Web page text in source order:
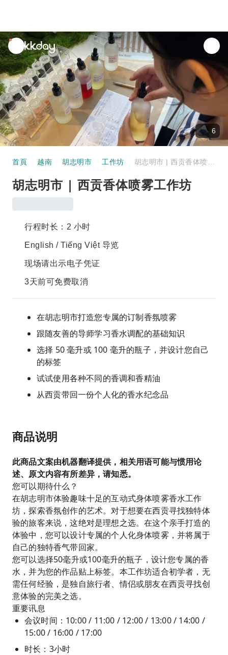
unread
notifications
6
首頁 越南 胡志明市 工作坊
胡志明市 | 西贡香体喷雾工作坊
行程时长：2 小时
English / Tiếng Việt 导览
现场请出示电子凭证
3天前可免费取消
在胡志明市打造您专属的订制香氛喷雾
跟随友善的导师学习香水调配的基础知识
选择 50 毫升或 100 毫升的瓶子，并设计您自己
的标签
试试使用各种不同的香调和香精油
从西贡带回一份个人化的香水纪念品
商品说明
此商品文案由机器翻译提供，相关用语可能与惯用论
述、原文内容有所差异，请知悉。
您可以期待什么？
在胡志明市体验趣味十足的互动式身体喷雾香水工作
坊，探索香氛创作的艺术。对于想要在西贡寻找独特体
验的旅客来说，这绝对是理想之选。在这个亲手打造的
体验中，您可以设计专属的个人化身体喷雾，并将属于
自己的独特香气带回家。
您可以选择50毫升或100毫升的瓶子，设计您专属的香
水，并为您的作品贴上标签。本工作坊适合初学者，无
需任何经验，是独自旅行者、情侣或朋友在西贡寻找创
意体验的完美之选。
重要讯息
会议时间：10:00 / 11:00 / 12:00 / 13:00 / 14:00 /
15:00 / 16:00 / 17:00
时长：3小时